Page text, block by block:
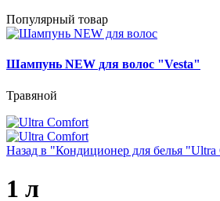
Популярный товар
Шампунь NEW для волос "Vesta"
Травяной
Назад в "Кондиционер для белья
1 л